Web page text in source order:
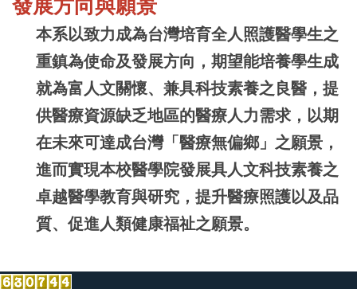
發展方向與願景
本系以致力成為台灣培育全人照護醫學生之
重鎮為使命及發展方向，期望能培養學生成
就為富人文關懷、兼具科技素養之良醫，提
供醫療資源缺乏地區的醫療人力需求，以期
在未來可達成台灣「醫療無偏鄉」之願景，
進而實現本校醫學院發展具人文科技素養之
卓越醫學教育與研究，提升醫療照護以及品
質、促進人類健康福祉之願景。